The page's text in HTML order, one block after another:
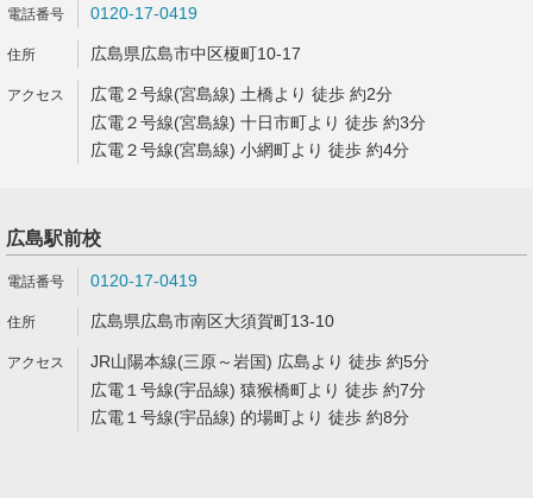
0120-17-0419
広島県広島市中区榎町10-17
広電２号線(宮島線) 土橋より 徒歩 約2分
広電２号線(宮島線) 十日市町より 徒歩 約3分
広電２号線(宮島線) 小網町より 徒歩 約4分
広島駅前校
0120-17-0419
広島県広島市南区大須賀町13-10
JR山陽本線(三原～岩国) 広島より 徒歩 約5分
広電１号線(宇品線) 猿猴橋町より 徒歩 約7分
広電１号線(宇品線) 的場町より 徒歩 約8分